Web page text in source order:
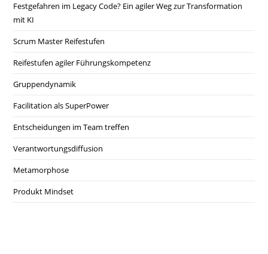
Festgefahren im Legacy Code? Ein agiler Weg zur Transformation
mit KI
Scrum Master Reifestufen
Reifestufen agiler Führungskompetenz
Gruppendynamik
Facilitation als SuperPower
Entscheidungen im Team treffen
Verantwortungsdiffusion
Metamorphose
Produkt Mindset